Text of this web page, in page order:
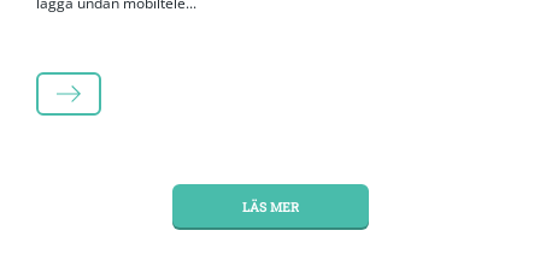
LÄS MER
LÄS MER